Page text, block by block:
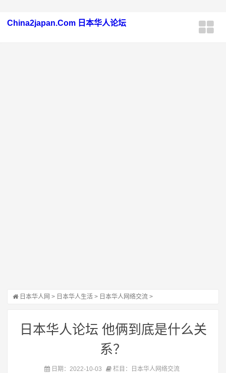
China2japan.Com 日本华人论坛
日本华人网 > 日本华人生活 > 日本华人网络交流 >
日本华人论坛 他俩到底是什么关
系？
日期：2022-10-03 栏目：日本华人网络交流